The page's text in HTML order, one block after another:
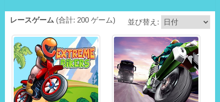
レースゲーム (合計: 200 ゲーム) 並び替え: